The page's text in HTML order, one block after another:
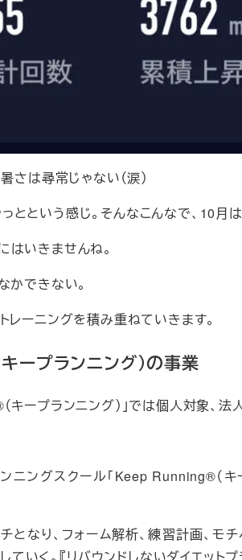
さは尋常じゃない（涙）
とという感じ。そんなこんなで、10月
はいきませんね。
できない。
レーニングを積み重ねていきます。
ープランニング）の事業
ープランニング）」では個人対象、法
ニングスクール「Keep Running®（
となり、フォーム解析、練習計画、モ